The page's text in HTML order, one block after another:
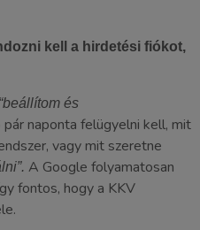
kell a hirdetési fiókot,
“beállítom és
naponta felügyelni kell, mit
vagy mit szeretne
A Google folyamatosan
fontos, hogy a KKV